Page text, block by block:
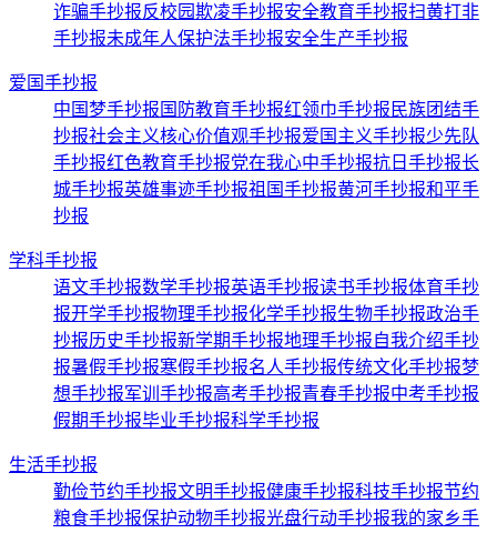
诈骗手抄报反校园欺凌手抄报安全教育手抄报扫黄打非
手抄报未成年人保护法手抄报安全生产手抄报
爱国手抄报
中国梦手抄报 国防教育手抄报红领巾手抄报 民族团结手
抄报社会主义核心价值观手抄报爱国主义手抄报少先队
手抄报红色教育手抄报党在我心中手抄报抗日手抄报长
城手抄报英雄事迹手抄报祖国手抄报黄河手抄报和平手
抄报
学科手抄报
语文手抄报数学手抄报英语手抄报读书手抄报体育手抄
报开学手抄报物理手抄报化学手抄报生物手抄报政治手
抄报历史手抄报新学期手抄报地理手抄报自我介绍手抄
报暑假手抄报寒假手抄报名人手抄报传统文化手抄报梦
想手抄报军训手抄报高考手抄报青春手抄报中考手抄报
假期手抄报毕业手抄报科学手抄报
生活手抄报
勤俭节约手抄报文明手抄报健康手抄报科技手抄报节约
粮食手抄报保护动物手抄报光盘行动手抄报我的家乡手